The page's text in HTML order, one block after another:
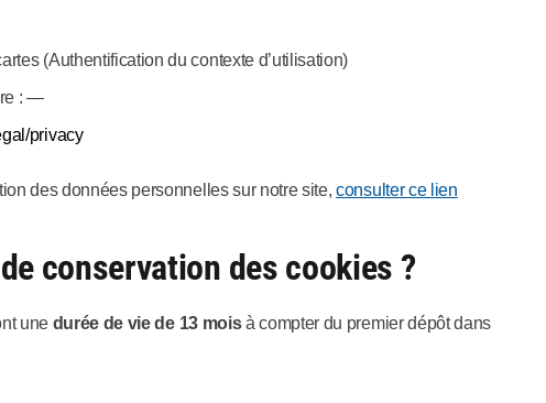
(Authentification du contexte d’utilisation)
: —
privacy
des données personnelles sur notre site,consulter ce lien
conservation des cookies ?
une durée de vie de 13 moisà compter du premier dépôt dans